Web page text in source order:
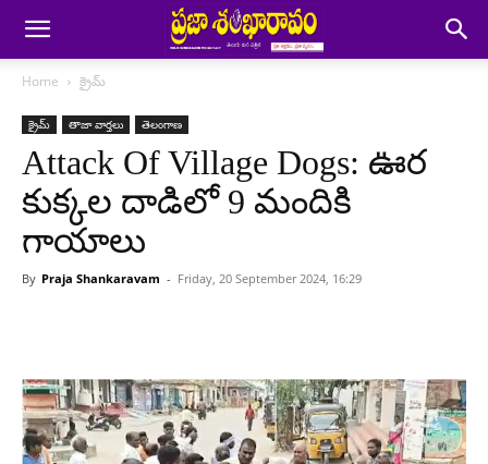
Home క్రైమ్
క్రైమ్ తాజా వార్తలు తెలంగాణ
Attack Of Village Dogs: ఊర
కుక్కల దాడిలో 9 మందికి
గాయాలు
By Praja Shankaravam - Friday, 20 September 2024, 16:29